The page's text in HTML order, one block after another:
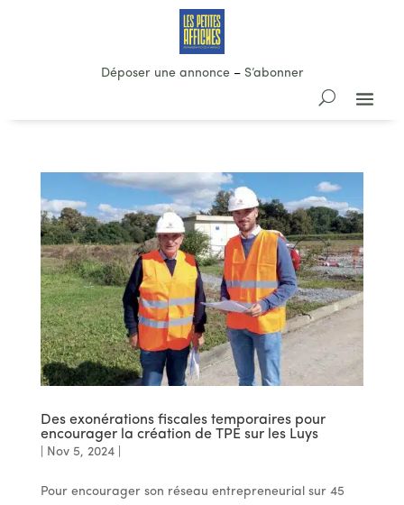
Déposer une annonce– S’abonner
Des exonérations fiscales temporaires pour
encourager la création de TPE sur les Luys
Nov 5, 2024|
Pour encourager son réseau entrepreneurial sur 45